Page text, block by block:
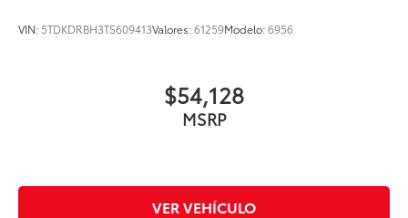
VIN: 5TDKDRBH3TS609413Valores:61259Modelo:6956
$54,128
MSRP
VER VEHÍCULO